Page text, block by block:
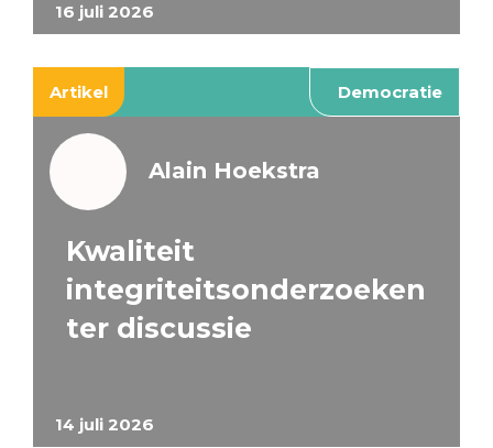
16 juli 2026
Artikel Democratie
14 juli 2026
Alain Hoekstra
Kwaliteit
integriteitsonderzoeken
ter discussie